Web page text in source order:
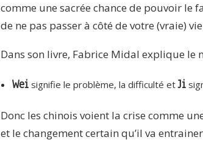
comme une sacrée chance de pouvoir le
de ne pas passer à côté de votre (vraie)
Dans son livre, Fabrice Midal explique le
Wei signifie le problème, la difficulté etJi
Donc les chinois voient la crise comme
et le changement certain qu’il va